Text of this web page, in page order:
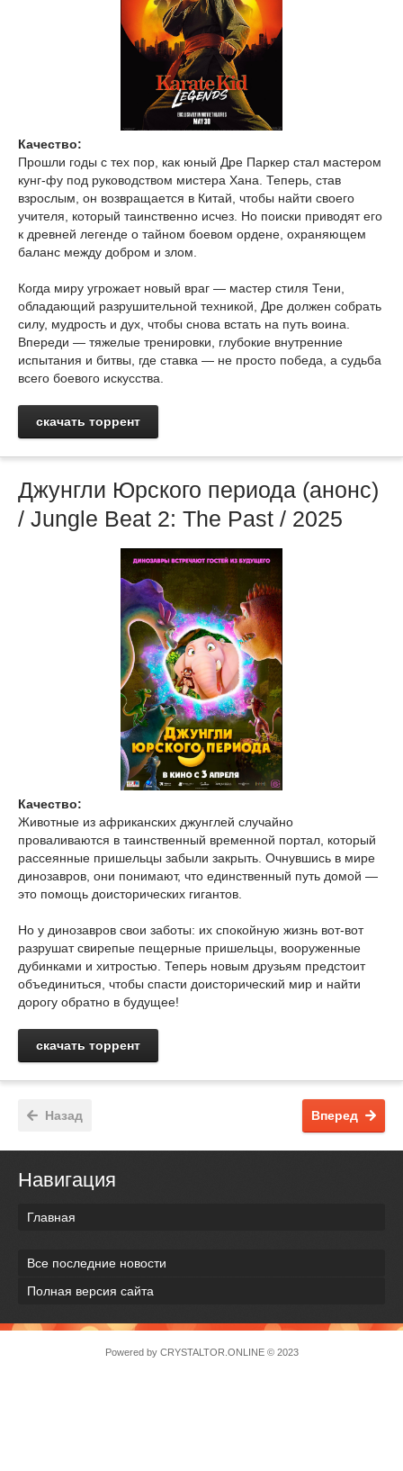
Качество:
Прошли годы с тех пор, как юный Дре Паркер стал мастером
кунг-фу под руководством мистера Хана. Теперь, став
взрослым, он возвращается в Китай, чтобы найти своего
учителя, который таинственно исчез. Но поиски приводят его
к древней легенде о тайном боевом ордене, охраняющем
баланс между добром и злом.
Когда миру угрожает новый враг — мастер стиля Тени,
обладающий разрушительной техникой, Дре должен собрать
силу, мудрость и дух, чтобы снова встать на путь воина.
Впереди — тяжелые тренировки, глубокие внутренние
испытания и битвы, где ставка — не просто победа, а судьба
всего боевого искусства.
скачать торрент
Джунгли Юрского периода (анонс)
/ Jungle Beat 2: The Past / 2025
Качество:
Животные из африканских джунглей случайно
проваливаются в таинственный временной портал, который
рассеянные пришельцы забыли закрыть. Очнувшись в мире
динозавров, они понимают, что единственный путь домой —
это помощь доисторических гигантов.
Но у динозавров свои заботы: их спокойную жизнь вот-вот
разрушат свирепые пещерные пришельцы, вооруженные
дубинками и хитростью. Теперь новым друзьям предстоит
объединиться, чтобы спасти доисторический мир и найти
дорогу обратно в будущее!
скачать торрент
Назад Вперед
Навигация
Главная
Все последние новости
Полная версия сайта
Powered by CRYSTALTOR.ONLINE© 2023